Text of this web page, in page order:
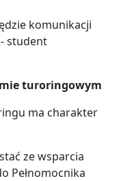
komunikacji
student
turoringowym
ma charakter
ze wsparcia
Pełnomocnika